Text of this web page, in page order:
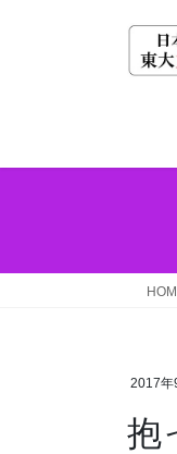
ス
ン
2017年
抱